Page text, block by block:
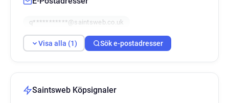
q***********@saintsweb.co.uk
Visa alla (1) Sök e-postadresser
Saintsweb Köpsignaler